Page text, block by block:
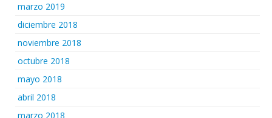
marzo 2019
diciembre 2018
noviembre 2018
octubre 2018
mayo 2018
abril 2018
marzo 2018